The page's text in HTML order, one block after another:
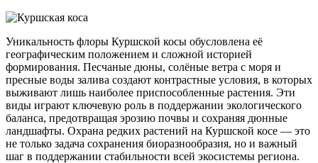
Уникальность флоры Куршской косы обусловлена её
географическим положением и сложной историей
формирования. Песчаные дюны, солёные ветра с моря и
пресные воды залива создают контрастные условия, в которых
выживают лишь наиболее приспособленные растения. Эти
виды играют ключевую роль в поддержании экологического
баланса, предотвращая эрозию почвы и сохраняя дюнные
ландшафты. Охрана редких растений на Куршской косе — это
не только задача сохранения биоразнообразия, но и важный
шаг в поддержании стабильности всей экосистемы региона.